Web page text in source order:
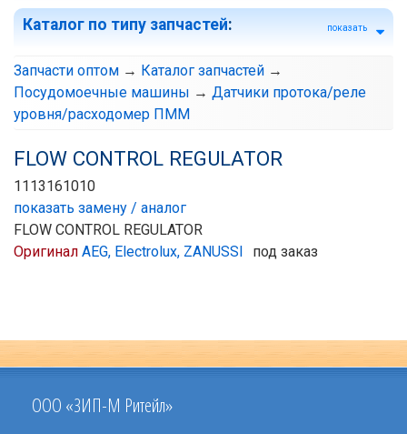
Каталог по типу запчастей: показать
Запчасти оптом → Каталог запчастей →
Посудомоечные машины → Датчики протока/реле
уровня/расходомер ПММ
FLOW CONTROL REGULATOR
1113161010
показать замену / аналог
FLOW CONTROL REGULATOR
Оригинал AEG, Electrolux, ZANUSSI под заказ
ООО «ЗИП-М Ритейл»